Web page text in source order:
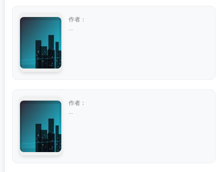
作者：
作者：